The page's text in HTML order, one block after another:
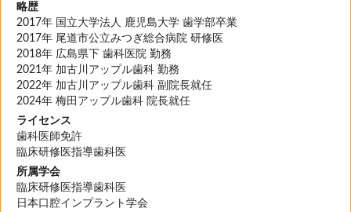
略歴
2017年 国立大学法人 鹿児島大学 歯学部卒業
2017年 尾道市公立みつぎ総合病院 研修医
2018年 広島県下 歯科医院 勤務
2021年 加古川アップル歯科 勤務
2022年 加古川アップル歯科 副院長就任
2024年 梅田アップル歯科 院長就任
ライセンス
歯科医師免許
臨床研修医指導歯科医
所属学会
臨床研修医指導歯科医
日本口腔インプラント学会